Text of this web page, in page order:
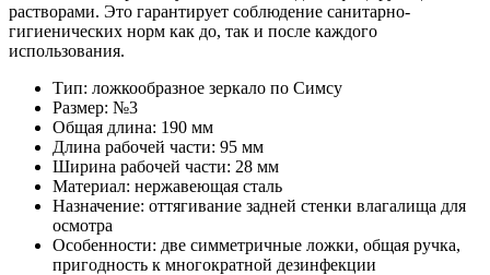
растворами. Это гарантирует соблюдение санитарно-
гигиенических норм как до, так и после каждого
использования.
Тип: ложкообразное зеркало по Симсу
Размер: №3
Общая длина: 190 мм
Длина рабочей части: 95 мм
Ширина рабочей части: 28 мм
Материал: нержавеющая сталь
Назначение: оттягивание задней стенки влагалища для
осмотра
Особенности: две симметричные ложки, общая ручка,
пригодность к многократной дезинфекции